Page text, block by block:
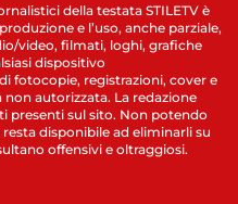
della testata STILETV è
e l’uso, anche parziale,
video, filmati, loghi, grafiche
dispositivo
fotocopie, registrazioni, cover e
autorizzata. La redazione
presenti sul sito. Non potendo
disponibile ad eliminarli su
offensivi e oltraggiosi.